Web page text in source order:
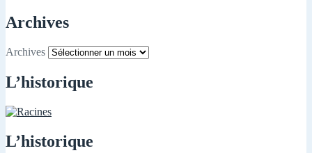
Archives
Archives
L’historique
L’historique